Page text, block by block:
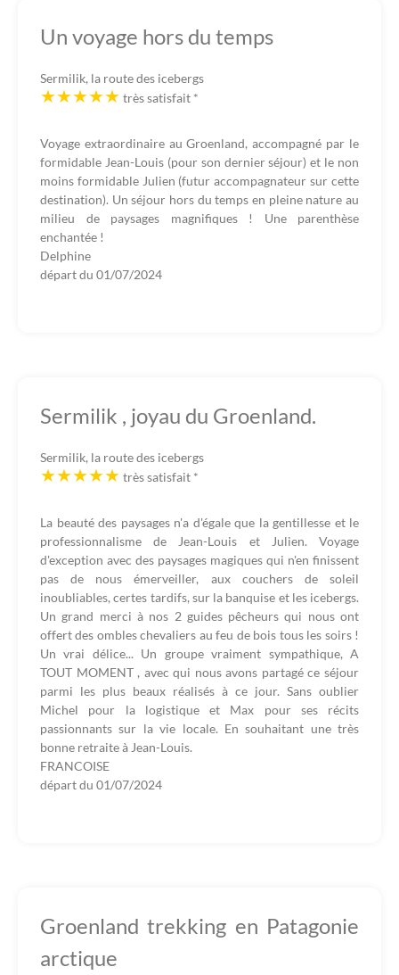
Un voyage hors du temps
Sermilik, la route des icebergs
très satisfait *
Voyage extraordinaire au Groenland, accompagné par le
formidable Jean-Louis (pour son dernier séjour) et le non
moins formidable Julien (futur accompagnateur sur cette
destination). Un séjour hors du temps en pleine nature au
milieu de paysages magnifiques ! Une parenthèse
enchantée !
Delphine
départ du 01/07/2024
Sermilik , joyau du Groenland.
Sermilik, la route des icebergs
très satisfait *
La beauté des paysages n'a d'égale que la gentillesse et le
professionnalisme de Jean-Louis et Julien. Voyage
d'exception avec des paysages magiques qui n'en finissent
pas de nous émerveiller, aux couchers de soleil
inoubliables, certes tardifs, sur la banquise et les icebergs.
Un grand merci à nos 2 guides pêcheurs qui nous ont
offert des ombles chevaliers au feu de bois tous les soirs !
Un vrai délice... Un groupe vraiment sympathique, A
TOUT MOMENT , avec qui nous avons partagé ce séjour
parmi les plus beaux réalisés à ce jour. Sans oublier
Michel pour la logistique et Max pour ses récits
passionnants sur la vie locale. En souhaitant une très
bonne retraite à Jean-Louis.
FRANCOISE
départ du 01/07/2024
Groenland trekking en Patagonie
arctique